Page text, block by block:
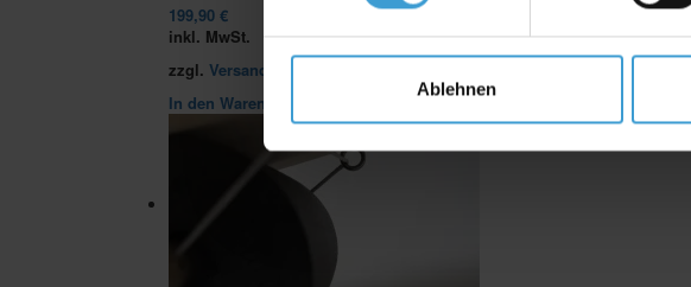
Ablehnen
199,90 €
inkl. MwSt.
zzgl. Versandkosten
In den Warenkorb